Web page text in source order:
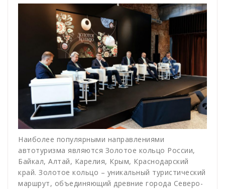
Наиболее популярными направлениями
автотуризма являются Золотое кольцо России,
Байкал, Алтай, Карелия, Крым, Краснодарский
край. Золотое кольцо – уникальный туристический
маршрут, объединяющий древние города Северо-